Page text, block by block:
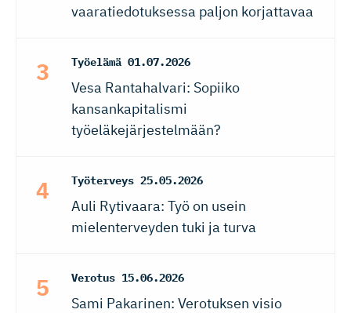
vaaratiedotuksessa paljon korjattavaa
Työelämä 01.07.2026
Vesa Rantahalvari: Sopiiko
kansankapitalismi
työeläkejärjestelmään?
Työterveys 25.05.2026
Auli Rytivaara: Työ on usein
mielenterveyden tuki ja turva
Verotus 15.06.2026
Sami Pakarinen: Verotuksen visio